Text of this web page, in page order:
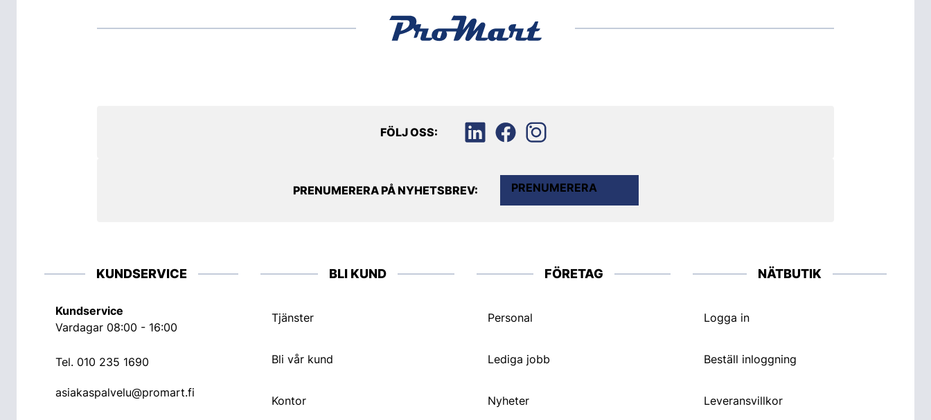
FÖLJ OSS:
PRENUMERERA PÅ NYHETSBREV: PRENUMERERA
KUNDSERVICE
Kundservice
Vardagar 08:00 - 16:00
Tel. 010 235 1690
asiakaspalvelu@promart.fi
BLI KUND
Tjänster
Bli vår kund
Kontor
FÖRETAG
Personal
Lediga jobb
Nyheter
NÄTBUTIK
Logga in
Beställ inloggning
Leveransvillkor